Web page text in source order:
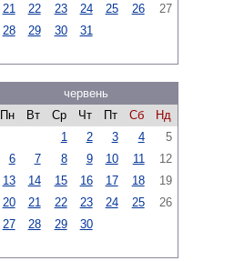
21
22 23 24 25 26
27
28
29 30 31
червень
Пн
Вт Ср Чт Пт Сб
Нд
1
2 3 4
5
6
7 8 9 10 11
12
13
14 15 16 17 18
19
20
21 22 23 24 25
26
27
28 29 30